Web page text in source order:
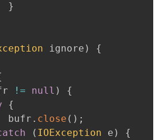
}
ignore ) {
!= null )
{
{
bufr
. close ( ) ;
( IOException e ) {